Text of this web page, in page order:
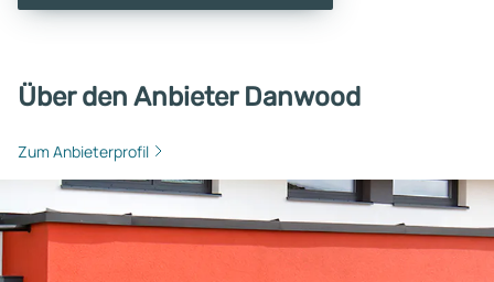
Über den Anbieter Danwood
Zum Anbieterprofil